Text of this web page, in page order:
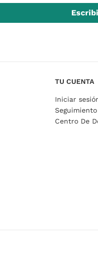
TU CUENTA
Iniciar
Centro De